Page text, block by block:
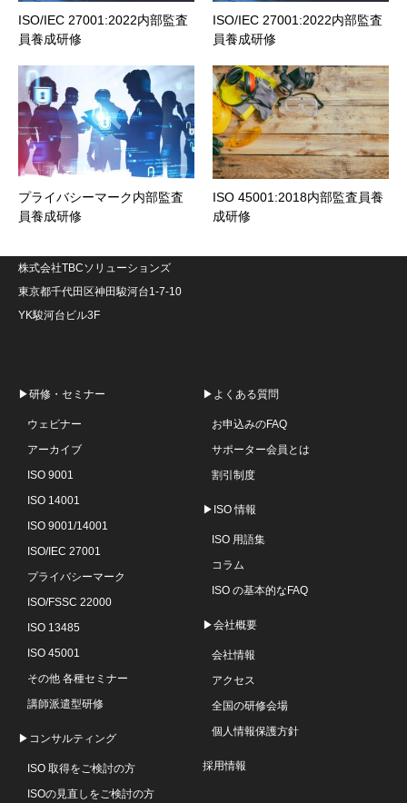
ISO/IEC 27001:2022内部監査
員養成研修
ISO/IEC 27001:2022内部監査
員養成研修
プライバシーマーク内部監査
員養成研修
ISO 45001:2018内部監査員養
成研修
株式会社TBCソリューションズ
東京都千代田区神田駿河台1-7-10
YK駿河台ビル3F
▶研修・セミナー
ウェビナー
アーカイブ
ISO 9001
ISO 14001
ISO 9001/14001
ISO/IEC 27001
プライバシーマーク
ISO/FSSC 22000
ISO 13485
ISO 45001
その他 各種セミナー
講師派遣型研修
▶コンサルティング
ISO 取得をご検討の方
ISOの見直しをご検討の方
▶よくある質問
お申込みのFAQ
サポーター会員とは
割引制度
▶ISO 情報
ISO 用語集
コラム
ISO の基本的なFAQ
▶会社概要
会社情報
アクセス
全国の研修会場
個人情報保護方針
採用情報